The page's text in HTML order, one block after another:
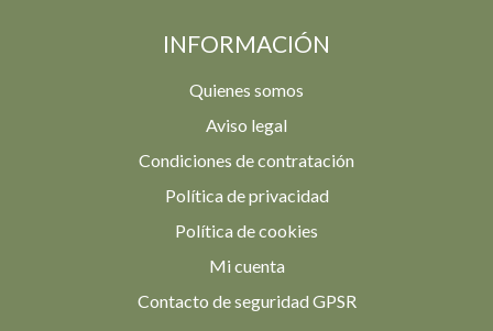
INFORMACIÓN
Quienes somos
Aviso legal
Condiciones de contratación
Política de privacidad
Política de cookies
Mi cuenta
Contacto de seguridad GPSR